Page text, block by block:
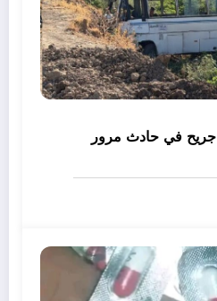
06 وفيات و إصابة 25 جريح في حادث مرور